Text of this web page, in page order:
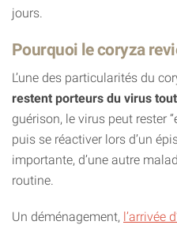
jours.
Pourquoi le coryza
L’une des particularités du
restent porteurs du virus
guérison, le virus peut rester
puis se réactiver lors d’un
importante, d’une autre
routine.
Un déménagement, l’arrivée